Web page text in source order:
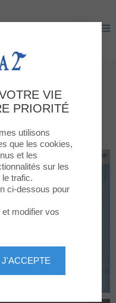
VIE
PRIORITÉ
utilisons
que les cookies,
et les
sur les
trafic.
ci-dessous pour
et modifier vos